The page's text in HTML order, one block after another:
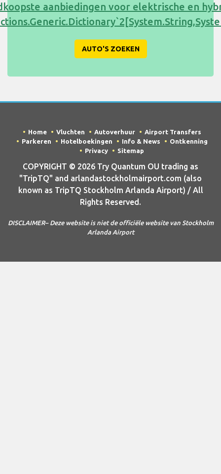
aanbiedingen voor elektrische en
AUTO'S ZOEKEN
Home Vluchten Autoverhuur
Airport Transfers
Parkeren
Hotelboekingen Info & News
Ontkenning
Privacy
Sitemap
COPYRIGHT © 2026 Try Quantum OU trading as
"TripTQ" and arlandastockholmairport.com (also
known as TripTQ Stockholm Arlanda Airport) / All
Rights Reserved.
DISCLAIMER– Deze website is niet de officiële website van Stockholm
Arlanda Airport